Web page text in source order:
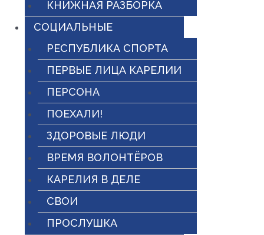
КНИЖНАЯ РАЗБОРКА
СОЦИАЛЬНЫЕ
РЕСПУБЛИКА СПОРТА
ПЕРВЫЕ ЛИЦА КАРЕЛИИ
ПЕРСОНА
ПОЕХАЛИ!
ЗДОРОВЫЕ ЛЮДИ
ВРЕМЯ ВОЛОНТЁРОВ
КАРЕЛИЯ В ДЕЛЕ
СВОИ
ПРОСЛУШКА